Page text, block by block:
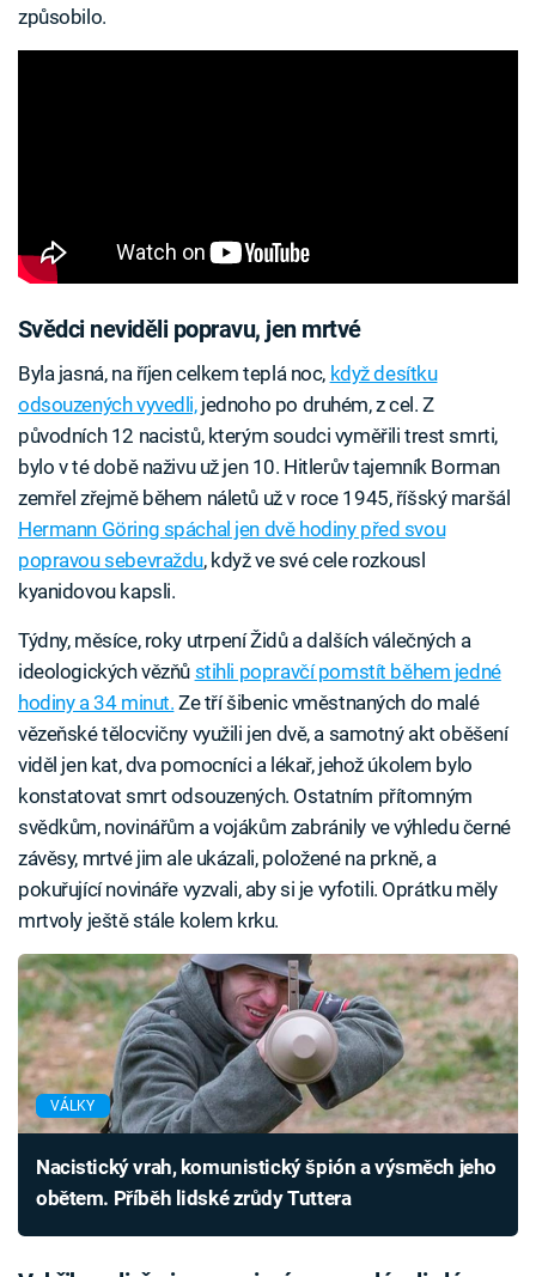
způsobilo.
Svědci neviděli popravu, jen mrtvé
Byla jasná, na říjen celkem teplá noc, když desítku
odsouzených vyvedli,jednoho po druhém, z cel. Z
původních 12 nacistů, kterým soudci vyměřili trest smrti,
bylo v té době naživu už jen 10. Hitlerův tajemník Borman
zemřel zřejmě během náletů už v roce 1945, říšský maršál
Hermann Göring spáchal jen dvě hodiny před svou
popravou sebevraždu, když ve své cele rozkousl
kyanidovou kapsli.
Týdny, měsíce, roky utrpení Židů a dalších válečných a
ideologických vězňů stihli popravčí pomstít během jedné
hodiny a 34 minut. Ze tří šibenic vměstnaných do malé
vězeňské tělocvičny využili jen dvě, a samotný akt oběšení
viděl jen kat, dva pomocníci a lékař, jehož úkolem bylo
konstatovat smrt odsouzených. Ostatním přítomným
svědkům, novinářům a vojákům zabránily ve výhledu černé
závěsy, mrtvé jim ale ukázali, položené na prkně, a
pokuřující novináře vyzvali, aby si je vyfotili. Oprátku měly
mrtvoly ještě stále kolem krku.
VÁLKY
Nacistický vrah, komunistický špión a výsměch jeho
obětem. Příběh lidské zrůdy Tuttera